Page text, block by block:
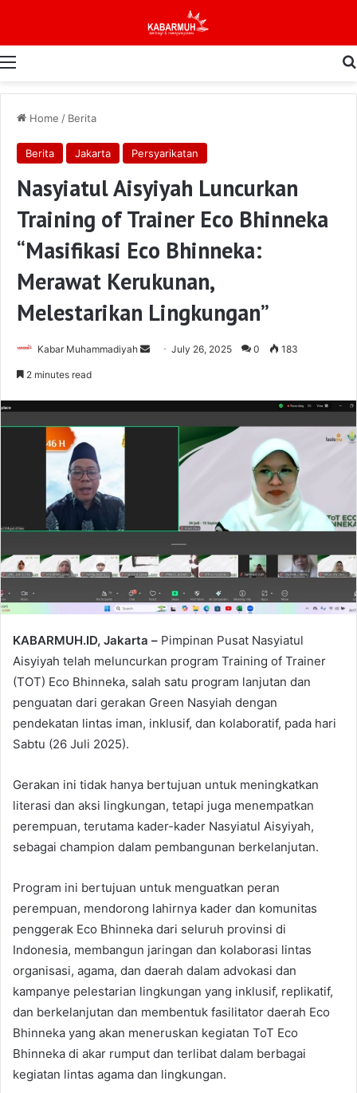
Menu
Home / Berita
Berita Jakarta Persyarikatan
Nasyiatul Aisyiyah Luncurkan
Training of Trainer Eco Bhinneka
“Masifikasi Eco Bhinneka:
Merawat Kerukunan,
Melestarikan Lingkungan”
Kabar Muhammadiyah
Send July 26, 2025 0 183
2 minutes read
KABARMUH.ID, Jakarta – Pimpinan Pusat Nasyiatul
Aisyiyah telah meluncurkan program Training of Trainer
(TOT) Eco Bhinneka, salah satu program lanjutan dan
penguatan dari gerakan Green Nasyiah dengan
pendekatan lintas iman, inklusif, dan kolaboratif, pada hari
Sabtu (26 Juli 2025).
Gerakan ini tidak hanya bertujuan untuk meningkatkan
literasi dan aksi lingkungan, tetapi juga menempatkan
perempuan, terutama kader-kader Nasyiatul Aisyiyah,
sebagai champion dalam pembangunan berkelanjutan.
Program ini bertujuan untuk menguatkan peran
perempuan, mendorong lahirnya kader dan komunitas
penggerak Eco Bhinneka dari seluruh provinsi di
Indonesia, membangun jaringan dan kolaborasi lintas
organisasi, agama, dan daerah dalam advokasi dan
kampanye pelestarian lingkungan yang inklusif, replikatif,
dan berkelanjutan dan membentuk fasilitator daerah Eco
Bhinneka yang akan meneruskan kegiatan ToT Eco
Bhinneka di akar rumput dan terlibat dalam berbagai
kegiatan lintas agama dan lingkungan.